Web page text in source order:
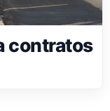
contratos